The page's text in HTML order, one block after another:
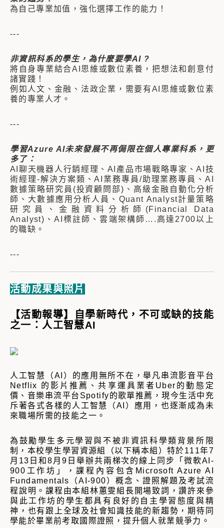
為自己專業加值，強化選擇工作的能力！
---
非資訊科系的學生，為什麼要學AI ?
將自身專業結合AI思維或數位素養，把想法和創意付
諸實踐！
例如人文、金融、法政企業，需要有AI思維或數位素
養的專業人才。
---
學習Azure AI未來發展不再侷限在個人專業科系，更
多了：
AI聊天機器人行銷經理、AI產品市場戰略專家、AI技
術經理-解決方案類、AI業務專員/助理業務專員、AI
數據策略研究員(投資顧問部)、高級金融自動化分析
師、大數據應用分析人員、Quant Analyst計量策略
研究員、金融資料分析師(Financial Data
Analyst)、AI標註師、雲端架構師….高達2700以上
的職缺。
---
活動成果與照片
【活動報導】自學新時代，不可或缺的技能
之一：人工智慧AI
人工智慧（AI）的應用無所不在，舉凡串流影音平台
Netflix 的影片推薦、共享運具業者Uber的動態定
價、音樂串流平台Spotify的歌單推薦，現今生活中充
斥著各式各樣的人工智慧（AI）應用，也逐漸成為未
來職場所需的技能之一。
為鼓勵學生多元學習與不被非資訊科學類背景所限
制，本校學生學習資源組（以下稱本組）特於111年7
月13日和8月9日舉辦共兩梯次的線上同步「微軟AI-
900工作坊」，課程內容包含Microsoft Azure AI
Fundamentals（AI-900）概念、證照解題及考試流
程說明。課程由本組林蕙雯組長開場致詞，讚許來參
與此工作坊的學生都具有良好的自主學習態度與精
神，也有跟上全球及社會知識技能的新趨勢，期待同
學能於畢業前考取國際證照，提升個人就業競爭力。